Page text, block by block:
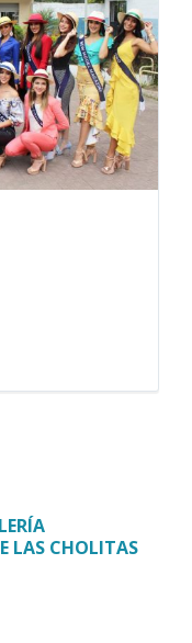
LAS CHOLITAS